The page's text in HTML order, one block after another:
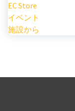
EC Store
イベント
施設から